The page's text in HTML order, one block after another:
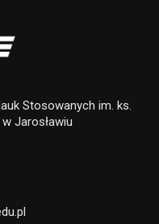
Stosowanych im. ks.
Jarosławiu